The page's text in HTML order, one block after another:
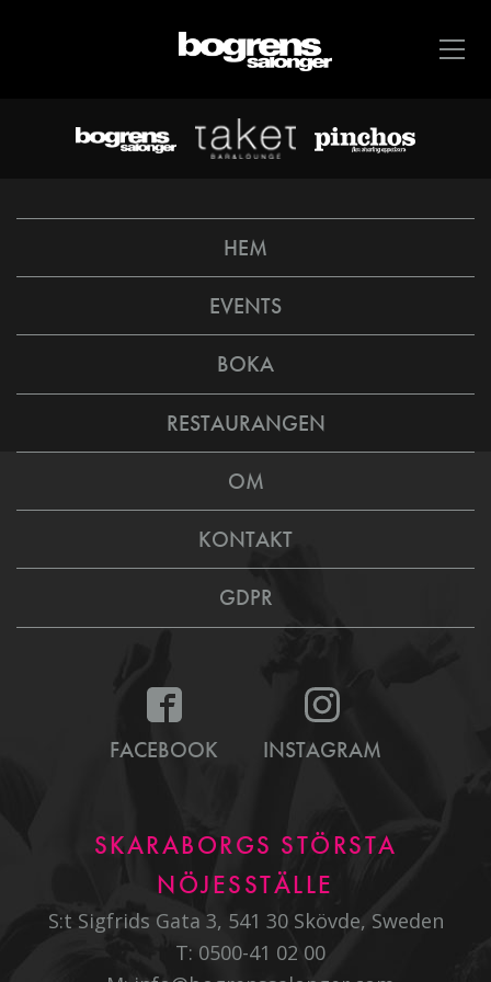
HEM
EVENTS
BOKA
RESTAURANGEN
OM
KONTAKT
GDPR
FACEBOOK INSTAGRAM
SKARABORGS STÖRSTA
NÖJESSTÄLLE
S:t Sigfrids Gata 3, 541 30 Skövde, Sweden
T: 0500-41 02 00